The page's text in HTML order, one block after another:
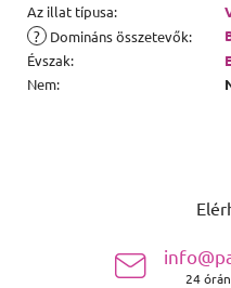
Az illat típusa:
? Domináns összetevők:
Évszak:
Nem:
24